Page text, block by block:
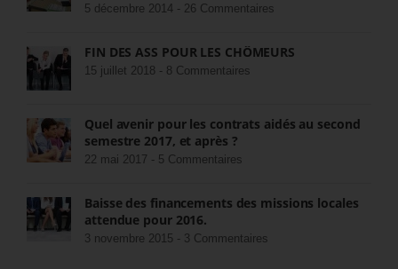
5 décembre 2014 - 26 Commentaires
FIN DES ASS POUR LES CHÔMEURS
15 juillet 2018 - 8 Commentaires
Quel avenir pour les contrats aidés au second
semestre 2017, et après ?
22 mai 2017 - 5 Commentaires
Baisse des financements des missions locales
attendue pour 2016.
3 novembre 2015 - 3 Commentaires